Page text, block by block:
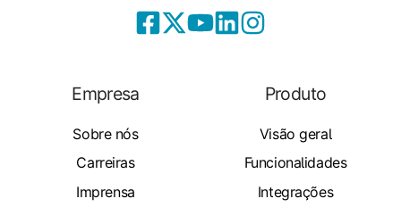
Empresa
Sobre nós
Carreiras
Imprensa
Produto
Visão geral
Funcionalidades
Integrações